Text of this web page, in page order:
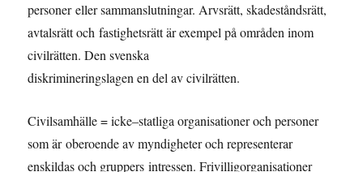
personer eller sammanslutningar. Arvsrätt, skadeståndsrätt,
avtalsrätt och fastighetsrätt är exempel på områden inom
civilrätten. Den svenska
diskrimineringslagen en del av civilrätten.
Civilsamhälle = icke–statliga organisationer och personer
som är oberoende av myndigheter och representerar
enskildas och gruppers intressen. Frivilligorganisationer